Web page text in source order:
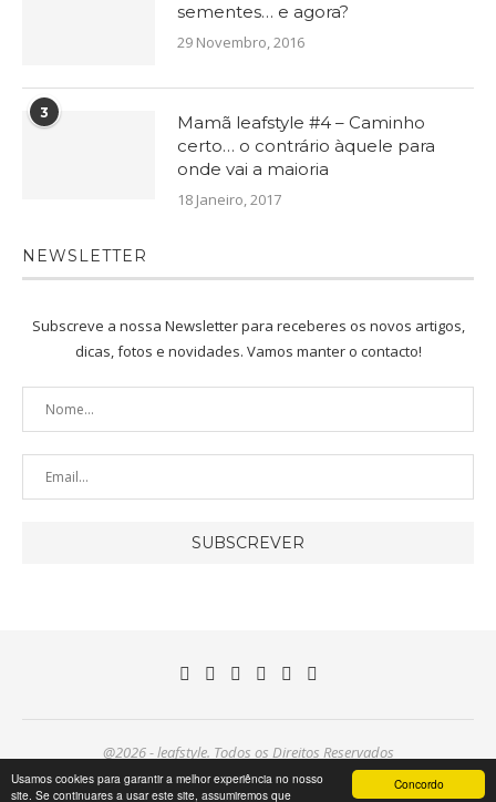
Concordo
Usamos cookies para garantir a melhor experiência no nosso
site. Se continuares a usar este site, assumiremos que
sementes… e agora?
29 Novembro, 2016
3
Mamã leafstyle #4 – Caminho
certo… o contrário àquele para
onde vai a maioria
18 Janeiro, 2017
NEWSLETTER
Subscreve a nossa Newsletter para receberes os novos artigos,
dicas, fotos e novidades. Vamos manter o contacto!
@2026 - leafstyle. Todos os Direitos Reservados